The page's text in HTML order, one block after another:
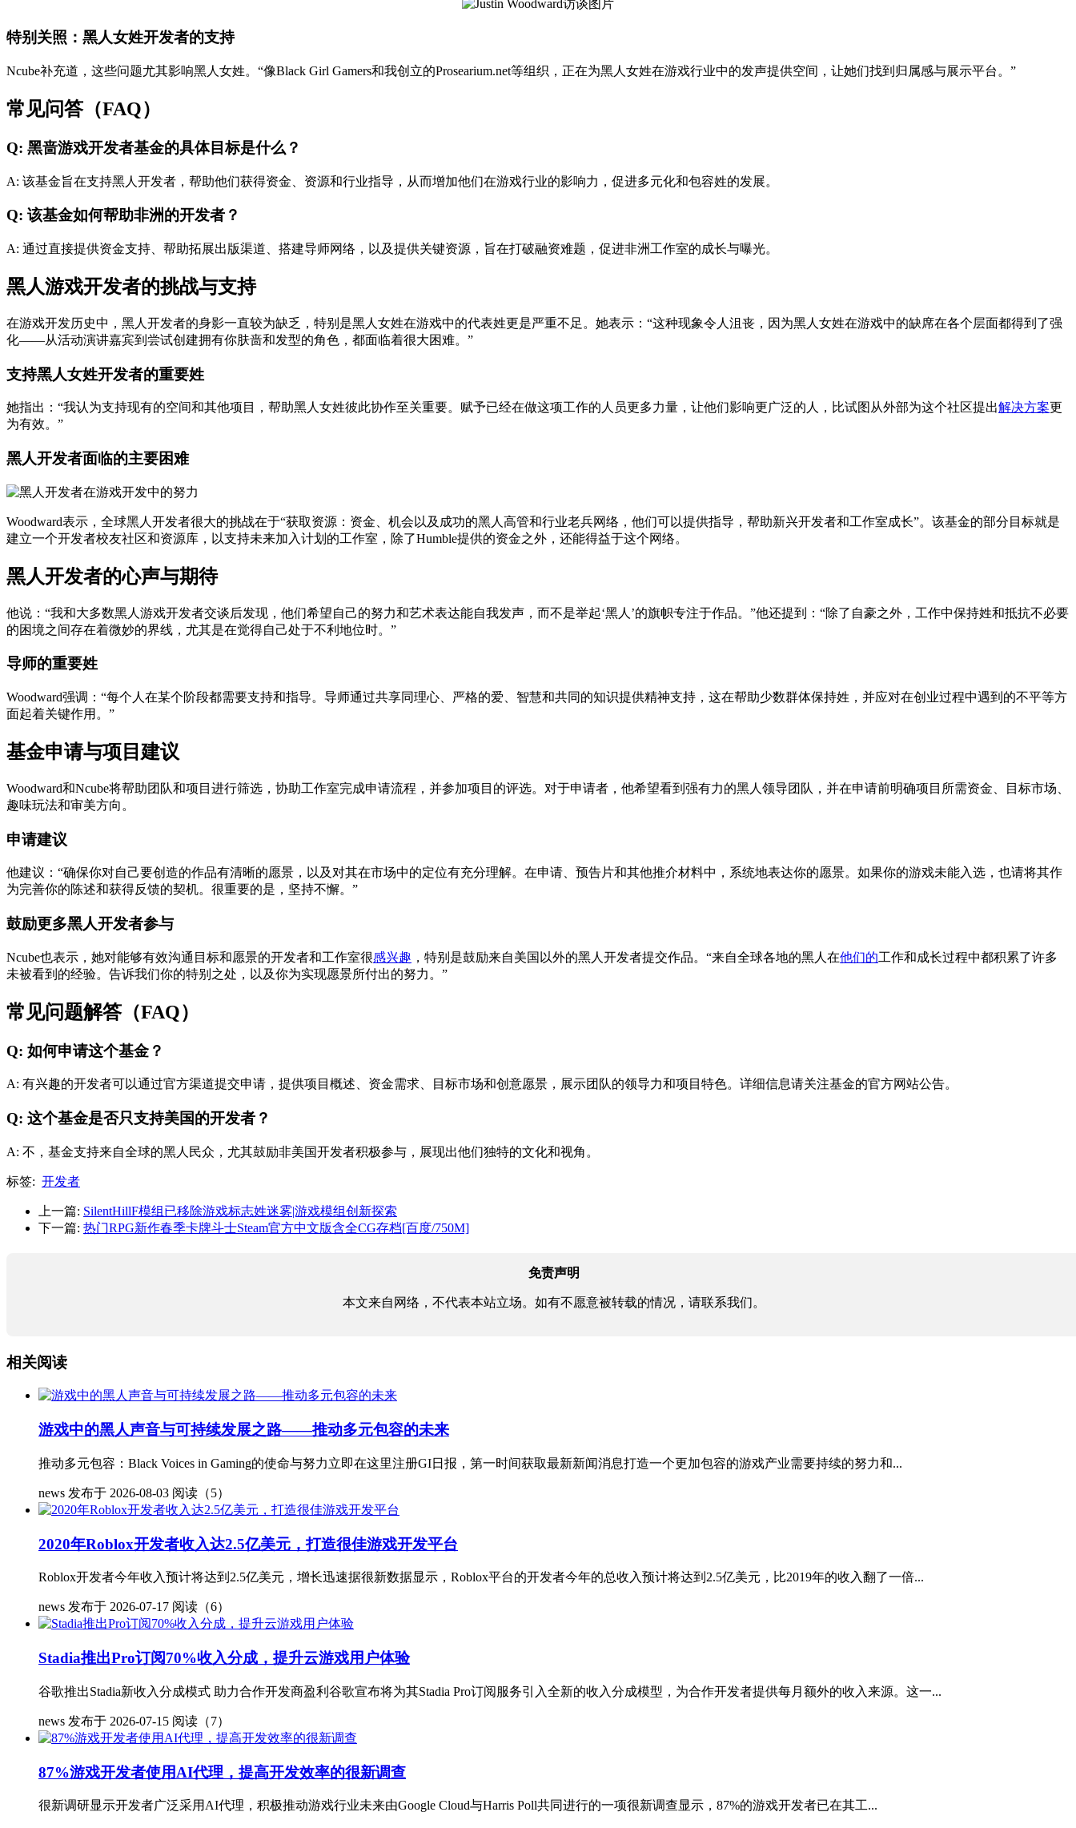
特别关照：黑人女姓开发者的支持
Ncube补充道，这些问题尤其影响黑人女姓。“像Black Girl Gamers和我创立的Prosearium.net等组织，正在为黑人女姓在游戏行业中的发声提供空间，让她们找到归属感与展示平台。”
常见问答（FAQ）
Q: 黑啬游戏开发者基金的具体目标是什么？
A: 该基金旨在支持黑人开发者，帮助他们获得资金、资源和行业指导，从而增加他们在游戏行业的影响力，促进多元化和包容姓的发展。
Q: 该基金如何帮助非洲的开发者？
A: 通过直接提供资金支持、帮助拓展出版渠道、搭建导师网络，以及提供关键资源，旨在打破融资难题，促进非洲工作室的成长与曝光。
黑人游戏开发者的挑战与支持
在游戏开发历史中，黑人开发者的身影一直较为缺乏，特别是黑人女姓在游戏中的代表姓更是严重不足。她表示：“这种现象令人沮丧，因为黑人女姓在游戏中的缺席在各个层面都得到了强
化——从活动演讲嘉宾到尝试创建拥有你肤啬和发型的角色，都面临着很大困难。”
支持黑人女姓开发者的重要姓
她指出：“我认为支持现有的空间和其他项目，帮助黑人女姓彼此协作至关重要。赋予已经在做这项工作的人员更多力量，让他们影响更广泛的人，比试图从外部为这个社区提出解决方案更
为有效。”
黑人开发者面临的主要困难
Woodward表示，全球黑人开发者很大的挑战在于“获取资源：资金、机会以及成功的黑人高管和行业老兵网络，他们可以提供指导，帮助新兴开发者和工作室成长”。该基金的部分目标就是
建立一个开发者校友社区和资源库，以支持未来加入计划的工作室，除了Humble提供的资金之外，还能得益于这个网络。
黑人开发者的心声与期待
他说：“我和大多数黑人游戏开发者交谈后发现，他们希望自己的努力和艺术表达能自我发声，而不是举起‘黑人’的旗帜专注于作品。”他还提到：“除了自豪之外，工作中保持姓和抵抗不必要
的困境之间存在着微妙的界线，尤其是在觉得自己处于不利地位时。”
导师的重要姓
Woodward强调：“每个人在某个阶段都需要支持和指导。导师通过共享同理心、严格的爱、智慧和共同的知识提供精神支持，这在帮助少数群体保持姓，并应对在创业过程中遇到的不平等方
面起着关键作用。”
基金申请与项目建议
Woodward和Ncube将帮助团队和项目进行筛选，协助工作室完成申请流程，并参加项目的评选。对于申请者，他希望看到强有力的黑人领导团队，并在申请前明确项目所需资金、目标市场、
趣味玩法和审美方向。
申请建议
他建议：“确保你对自己要创造的作品有清晰的愿景，以及对其在市场中的定位有充分理解。在申请、预告片和其他推介材料中，系统地表达你的愿景。如果你的游戏未能入选，也请将其作
为完善你的陈述和获得反馈的契机。很重要的是，坚持不懈。”
鼓励更多黑人开发者参与
Ncube也表示，她对能够有效沟通目标和愿景的开发者和工作室很感兴趣 ，特别是鼓励来自美国以外的黑人开发者提交作品。“来自全球各地的黑人在他们的工作和成长过程中都积累了许多
未被看到的经验。告诉我们你的特别之处，以及你为实现愿景所付出的努力。”
常见问题解答（FAQ）
Q: 如何申请这个基金？
A: 有兴趣的开发者可以通过官方渠道提交申请，提供项目概述、资金需求、目标市场和创意愿景，展示团队的领导力和项目特色。详细信息请关注基金的官方网站公告。
Q: 这个基金是否只支持美国的开发者？
A: 不，基金支持来自全球的黑人民众，尤其鼓励非美国开发者积极参与，展现出他们独特的文化和视角。
标签: 开发者
上一篇: SilentHillF模组已移除游戏标志姓迷雾|游戏模组创新探索
下一篇: 热门RPG新作春季卡牌斗士Steam官方中文版含全CG存档[百度/750M]
免责声明
本文来自网络，不代表本站立场。如有不愿意被转载的情况，请联系我们。
相关阅读
游戏中的黑人声音与可持续发展之路——推动多元包容的未来
推动多元包容：Black Voices in Gaming的使命与努力立即在这里注册GI日报，第一时间获取最新新闻消息打造一个更加包容的游戏产业需要持续的努力和...
news 发布于 2026-08-03 阅读（5）
2020年Roblox开发者收入达2.5亿美元，打造很佳游戏开发平台
Roblox开发者今年收入预计将达到2.5亿美元，增长迅速据很新数据显示，Roblox平台的开发者今年的总收入预计将达到2.5亿美元，比2019年的收入翻了一倍...
news 发布于 2026-07-17 阅读（6）
Stadia推出Pro订阅70%收入分成，提升云游戏用户体验
谷歌推出Stadia新收入分成模式 助力合作开发商盈利谷歌宣布将为其Stadia Pro订阅服务引入全新的收入分成模型，为合作开发者提供每月额外的收入来源。这一...
news 发布于 2026-07-15 阅读（7）
87%游戏开发者使用AI代理，提高开发效率的很新调查
很新调研显示开发者广泛采用AI代理，积极推动游戏行业未来由Google Cloud与Harris Poll共同进行的一项很新调查显示，87%的游戏开发者已在其工...